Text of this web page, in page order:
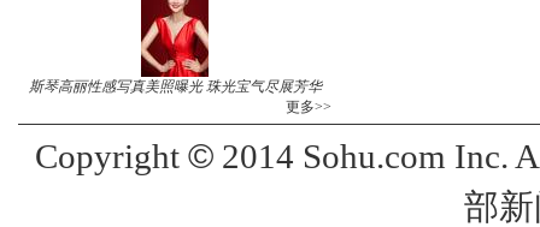
斯琴高丽性感写真美照曝光 珠光宝气尽展芳华
更多>>
Copyright ©2014 Sohu.com Inc.
部